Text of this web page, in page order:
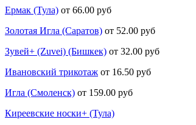
Ермак (Тула) от 66.00 руб
Золотая Игла (Саратов) от 52.00 руб
Зувей+ (Zuvei) (Бишкек) от 32.00 руб
Ивановский трикотаж от 16.50 руб
Игла (Смоленск) от 159.00 руб
Киреевские носки+ (Тула)